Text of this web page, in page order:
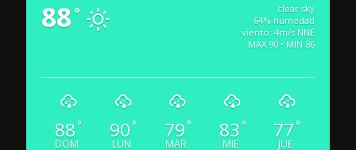
88°
clear sky
64% humedad
viento: 4m/s NNE
MAX 90 • MIN 86
88 °
DOM
90 °
LUN
79 °
MAR
83 °
MIE
77 °
JUE